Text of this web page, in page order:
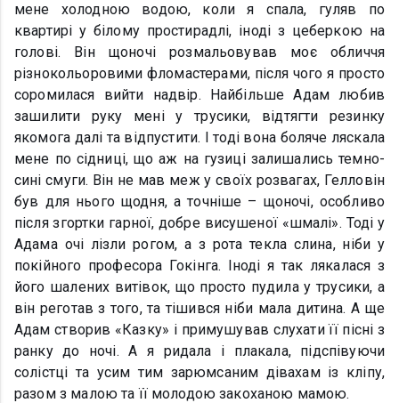
мене холодною водою, коли я спала, гуляв по
квартирі у білому простирадлі, іноді з цеберкою на
голові. Він щоночі розмальовував моє обличчя
різнокольоровими фломастерами, після чого я просто
соромилася вийти надвір. Найбільше Адам любив
зашилити руку мені у трусики, відтягти резинку
якомога далі та відпустити. І тоді вона боляче ляскала
мене по сідниці, що аж на гузиці залишались темно-
сині смуги. Він не мав меж у своїх розвагах, Гелловін
був для нього щодня, а точніше – щоночі, особливо
після згортки гарної, добре висушеної «шмалі». Тоді у
Адама очі лізли рогом, а з рота текла слина, ніби у
покійного професора Гокінга. Іноді я так лякалася з
його шалених витівок, що просто пудила у трусики, а
він реготав з того, та тішився ніби мала дитина. А ще
Адам створив «Казку» і примушував слухати її пісні з
ранку до ночі. А я ридала і плакала, підспівуючи
солістці та усим тим зарюмсаним дівахам із кліпу,
разом з малою та її молодою закоханою мамою.